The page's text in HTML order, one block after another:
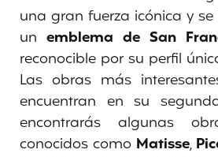
una gran fuerza icónica y
un emblema de San
reconocible por su perfil
Las obras más
encuentran en su
encontrarás algunas
conocidos como Matisse,